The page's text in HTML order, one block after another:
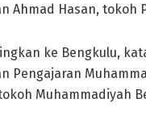
Ahmad Hasan, tokoh
ke Bengkulu,
Pengajaran
Muhammadiyah